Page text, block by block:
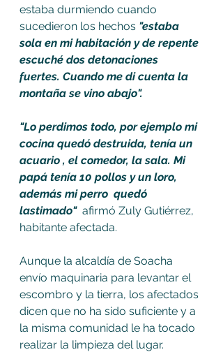
estaba durmiendo cuando
sucedieron los hechos "estaba
sola en mi habitación y de repente
escuché dos detonaciones
fuertes. Cuando me di cuenta la
montaña se vino abajo".
"Lo perdimos todo, por ejemplo mi
cocina quedó destruida, tenía un
acuario , el comedor, la sala. Mi
papá tenía 10 pollos y un loro,
además mi perro  quedó
lastimado"
  afirmó Zuly Gutiérrez,
habitante afectada.
Aunque la alcaldía de Soacha
envío maquinaria para levantar el
escombro y la tierra, los afectados
dicen que no ha sido suficiente y a
la misma comunidad le ha tocado
realizar la limpieza del lugar.